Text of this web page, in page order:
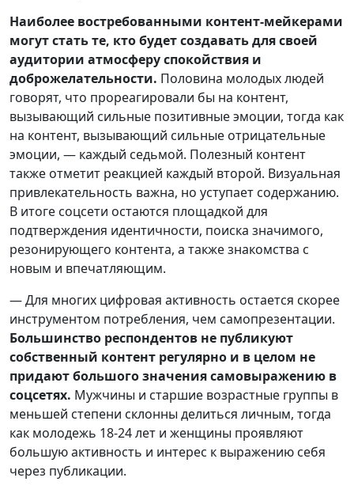
Наиболее востребованными контент-мейкерами
могут стать те, кто будет создавать для своей
аудитории атмосферу спокойствия и
доброжелательности. Половина молодых людей
говорят, что прореагировали бы на контент,
вызывающий сильные позитивные эмоции, тогда как
на контент, вызывающий сильные отрицательные
эмоции, — каждый седьмой. Полезный контент
также отметит реакцией каждый второй. Визуальная
привлекательность важна, но уступает содержанию.
В итоге соцсети остаются площадкой для
подтверждения идентичности, поиска значимого,
резонирующего контента, а также знакомства с
новым и впечатляющим.
— Для многих цифровая активность остается скорее
инструментом потребления, чем самопрезентации.
Большинство респондентов не публикуют
собственный контент регулярно и в целом не
придают большого значения самовыражению в
соцсетях. Мужчины и старшие возрастные группы в
меньшей степени склонны делиться личным, тогда
как молодежь 18-24 лет и женщины проявляют
большую активность и интерес к выражению себя
через публикации.